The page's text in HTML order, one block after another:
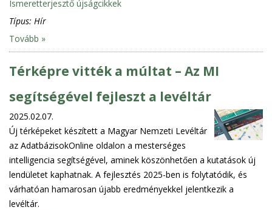
Ismeretterjesztő újságcikkek
Típus: Hír
Tovább »
Térképre vitték a múltat – Az MI
segítségével fejleszt a levéltár
2025.02.07.
Új térképeket készített a Magyar Nemzeti Levéltár
az AdatbázisokOnline oldalon a mesterséges
intelligencia segítségével, aminek köszönhetően a kutatások új
lendületet kaphatnak. A fejlesztés 2025-ben is folytatódik, és
várhatóan hamarosan újabb eredményekkel jelentkezik a
levéltár.